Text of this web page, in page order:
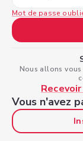
Mot de passe
Nous allons
Vous n'avez